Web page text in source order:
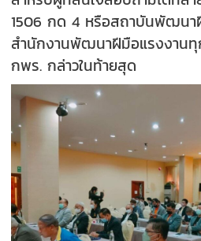
1506 กด 4 หรือสถาบันพัฒนา
สำนักงานพัฒนาฝีมือแรงงานทุ
กพร. กล่าวในท้ายสุด